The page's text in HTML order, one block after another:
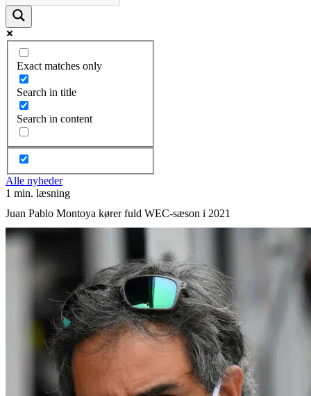
Exact matches only
Search in title
Search in content
Alle nyheder
1 min. læsning
Juan Pablo Montoya kører fuld WEC-sæson i 2021